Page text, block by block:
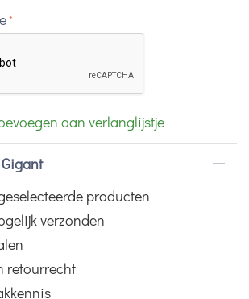
aan verlanglijstje
producten
verzonden
retourrecht